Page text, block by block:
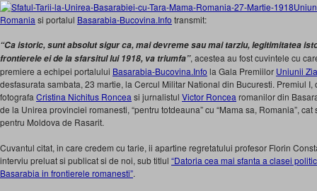
Romania si portalul Basarabia-Bucovina.Info transmit:
“Ca istoric, sunt absolut sigur ca, mai devreme sau mai tarziu, legitimitatea
frontierele ei de la sfarsitul lui 1918, va triumfa”, acestea au fost cuvintele cu
premiere a echipei portalului Basarabia-Bucovina.Info la Gala Premiilor Uniunii
desfasurata sambata, 23 martie, la Cercul Militar National din Bucuresti. Premiul I,
fotografa Cristina Nichitus Roncea si jurnalistul Victor Roncea romanilor din
de la Unirea provinciei romanesti, “pentru totdeauna” cu “Mama sa, Romania”,
pentru Moldova de Rasarit.
Cuvantul citat, in care credem cu tarie, ii apartine regretatului profesor Florin
interviu preluat si publicat si de noi, sub titlul “Datoria cea mai sfanta a clasei
Basarabia in frontierele romanesti”.